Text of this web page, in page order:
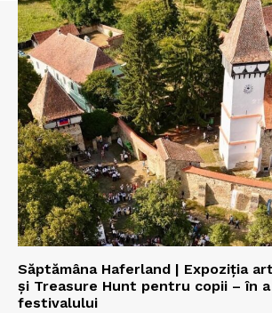
Săptămâna Haferland | Expoziţia
şi Treasure Hunt pentru copii – în
festivalului